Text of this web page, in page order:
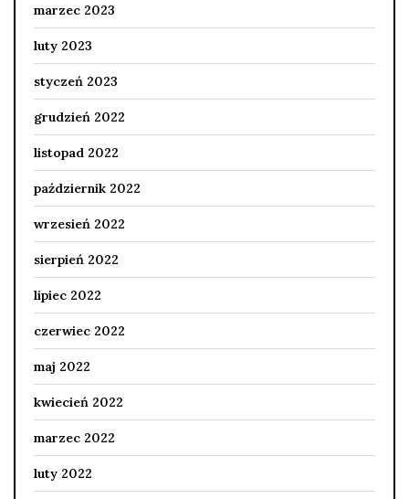
marzec 2023
luty 2023
styczeń 2023
grudzień 2022
listopad 2022
październik 2022
wrzesień 2022
sierpień 2022
lipiec 2022
czerwiec 2022
maj 2022
kwiecień 2022
marzec 2022
luty 2022